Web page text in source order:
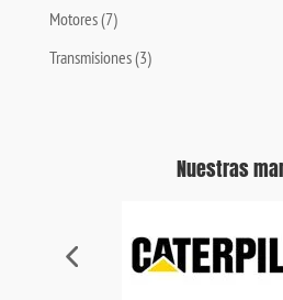
Motores(7)
Transmisiones(3)
Nuestras